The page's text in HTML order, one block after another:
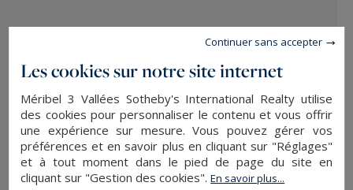
Le programme neuf LE YANA à
Méribel
Vous souhaitez investir à Méribel et vous êtes à
Les cookies sur notre site internet
Méribel 3 Vallées Sotheby's International Realty utilise
des cookies pour personnaliser le contenu et vous offrir
une expérience sur mesure. Vous pouvez gérer vos
préférences et en savoir plus en cliquant sur "Réglages"
et à tout moment dans le pied de page du site en
cliquant sur "Gestion des cookies".En savoir plus...
Continuer sans accepter